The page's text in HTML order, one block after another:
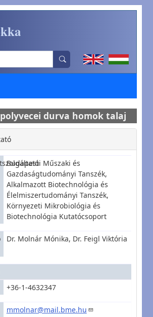
durva homok talaj
Budapesti Műszaki és
Gazdaságtudományi Tanszék,
Alkalmazott Biotechnológia és
Élelmiszertudományi Tanszék,
Környezeti Mikrobiológia és
Biotechnológia Kutatócsoport
Dr. Molnár Mónika, Dr. Feigl Viktória
+36-1-4632347
mmolnar@mail.bme.hu